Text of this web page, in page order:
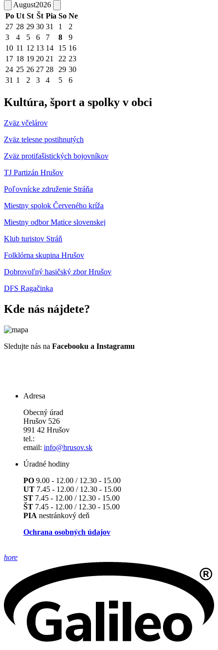
August2026
Po Ut St Št Pia So Ne
27 28 29 30 31 1
2
3
4 5 6 7 8
9
10 11 12 13 14 15 16
17 18 19 20 21 22 23
24 25 26 27 28 29 30
31 1 2 3 4 5 6
Kultúra, šport a spolky v obci
Zväz včelárov
Zväz telesne postihnutých
Zväz protifašistických bojovníkov
TJ Partizán Hrušov
Poľovnícke združenie Stráňa
Miestny spolok Červeného kríža
Miestny odbor Matice slovenskej
Klub turistov Stráň
Folklórna skupina Hrušov
Dobrovoľný hasičský zbor Hrušov
DFS Ragačinka
Kde nás nájdete?
Sledujte nás na Facebooku a Instagramu
Adresa
Obecný úrad
Hrušov 526
991 42 Hrušov
tel.:
email: info@hrusov.sk
Úradné hodiny
PO 9.00 - 12.00 / 12.30 - 15.00
UT 7.45 - 12.00 / 12.30 - 15.00
ST 7.45 - 12.00 / 12.30 - 15.00
ŠT 7.45 - 12.00 / 12.30 - 15.00
PIA nestránkový deň
Ochrana osobných údajov
hore